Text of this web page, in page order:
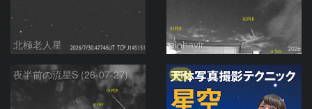
北極老人星 alphavir
夜半前の流星S (26-07-27) PR